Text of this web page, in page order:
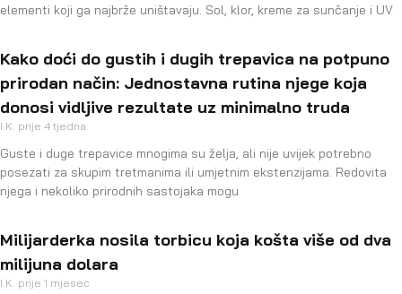
elementi koji ga najbrže uništavaju. Sol, klor, kreme za sunčanje i UV
Kako doći do gustih i dugih trepavica na potpuno
prirodan način: Jednostavna rutina njege koja
donosi vidljive rezultate uz minimalno truda
I.K. prije 4 tjedna
Guste i duge trepavice mnogima su želja, ali nije uvijek potrebno
posezati za skupim tretmanima ili umjetnim ekstenzijama. Redovita
njega i nekoliko prirodnih sastojaka mogu
Milijarderka nosila torbicu koja košta više od dva
milijuna dolara
I.K. prije 1 mjesec